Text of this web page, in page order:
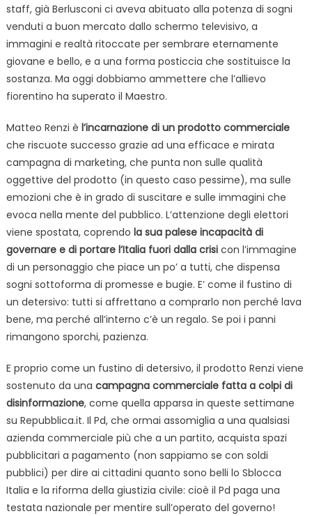
staff, già Berlusconi ci aveva abituato alla potenza di sogni
venduti a buon mercato dallo schermo televisivo, a
immagini e realtà ritoccate per sembrare eternamente
giovane e bello, e a una forma posticcia che sostituisce la
sostanza. Ma oggi dobbiamo ammettere che l’allievo
fiorentino ha superato il Maestro.
Matteo Renzi è l’incarnazione di un prodotto commerciale
che riscuote successo grazie ad una efficace e mirata
campagna di marketing, che punta non sulle qualità
oggettive del prodotto (in questo caso pessime), ma sulle
emozioni che è in grado di suscitare e sulle immagini che
evoca nella mente del pubblico. L’attenzione degli elettori
viene spostata, coprendo la sua palese incapacità di
governare e di portare l’Italia fuori dalla crisicon l’immagine
di un personaggio che piace un po’ a tutti, che dispensa
sogni sottoforma di promesse e bugie. E’ come il fustino di
un detersivo: tutti si affrettano a comprarlo non perché lava
bene, ma perché all’interno c’è un regalo. Se poi i panni
rimangono sporchi, pazienza.
E proprio come un fustino di detersivo, il prodotto Renzi viene
sostenuto da una campagna commerciale fatta a colpi di
disinformazione, come quella apparsa in queste settimane
su Repubblica.it. Il Pd, che ormai assomiglia a una qualsiasi
azienda commerciale più che a un partito, acquista spazi
pubblicitari a pagamento (non sappiamo se con soldi
pubblici) per dire ai cittadini quanto sono belli lo Sblocca
Italia e la riforma della giustizia civile: cioè il Pd paga una
testata nazionale per mentire sull’operato del governo!